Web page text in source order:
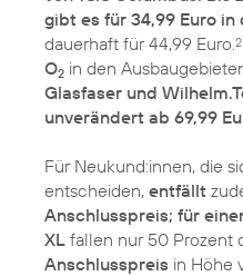
gibt es für 34,99 Euro
dauerhaft für 44,99 Euro. 2
O2 in den
Glasfaser und
unverändert ab 69,99
Für Neukund:innen, die
entscheiden, entfällt
Anschlusspreis; für
XL fallen nur 50 Prozent
Anschlusspreis in Höhe